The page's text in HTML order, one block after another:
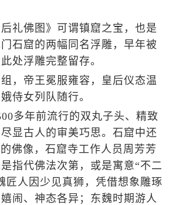
佛图》可谓镇窟之宝，也是
石窟的两幅同名浮雕，早年被
处浮雕完整留存。
帝王冕服雍容，皇后仪态温
侍女列队随行。
年前流行的双丸子头、精致
显古人的审美巧思。石窟中还
佛像，石窟寺工作人员周芳芳
指代佛法次第，或是寓意“不二
匠人因少见真狮，凭借想象雕琢
闹、神态各异；东魏时期游人